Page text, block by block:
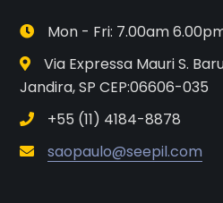
Mon - Fri: 7.00am
Via Expressa Mauri S.
Jandira, SP CEP:06606-035
+55 (11) 4184-8878
saopaulo@seepil.com